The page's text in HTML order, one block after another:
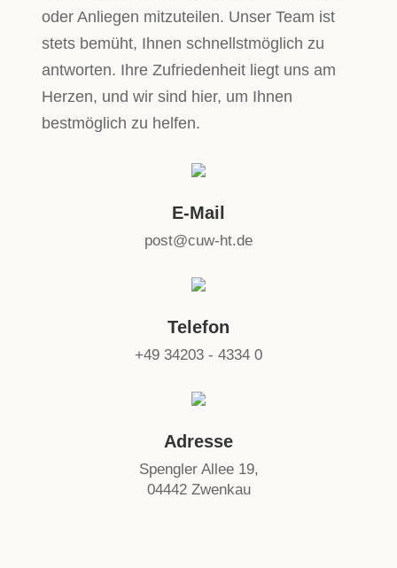
oder Anliegen mitzuteilen. Unser Team ist
stets bemüht, Ihnen schnellstmöglich zu
antworten. Ihre Zufriedenheit liegt uns am
Herzen, und wir sind hier, um Ihnen
bestmöglich zu helfen.
E-Mail
post@cuw-ht.de
Telefon
+49 34203 - 4334 0
Adresse
Spengler Allee 19,
04442 Zwenkau